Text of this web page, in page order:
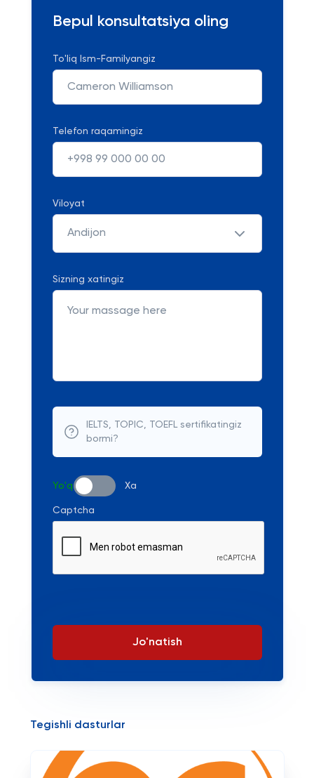
Bepul konsultatsiya oling
To'liq Ism-Familyangiz
Telefon raqamingiz
Viloyat
Andijon
Sizning xatingiz
IELTS, TOPIC, TOEFL sertifikatingiz
bormi?
Yo'q Xa
Captcha
Jo'natish
Tegishli dasturlar